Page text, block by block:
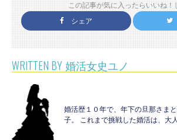
この記事が気に入ったらいいね！
シェア
WRITTEN BY 婚活女史ユノ
婚活歴１０年で、年下の旦那さま
子。 これまで挑戦した婚活は、大